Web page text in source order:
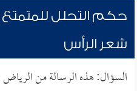
حكم التحلل
شعر الرأس
السؤال: هذه الرسالة من